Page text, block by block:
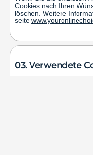
Cookies nach Ihren
löschen. Weitere
seite
03. Verwendete